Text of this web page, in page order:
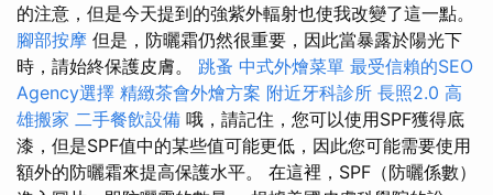
的注意，但是今天提到的強紫外輻射也使我改變了這一點。
腳部按摩 但是，防曬霜仍然很重要，因此當暴露於陽光下
時，請始終保護皮膚。 跳蚤 中式外燴菜單 最受信賴的SEO
Agency選擇 精緻茶會外燴方案 附近牙科診所 長照2.0 高
雄搬家 二手餐飲設備 哦，請記住，您可以使用SPF獲得底
漆，但是SPF值中的某些值可能更低，因此您可能需要使用
額外的防曬霜來提高保護水平。 在這裡，SPF（防曬係數）